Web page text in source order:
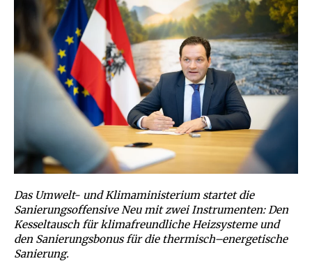
Das Umwelt- und Klimaministerium startet die
Sanierungsoffensive Neu mit zwei Instrumenten: Den
Kesseltausch für klimafreundliche Heizsysteme und
den Sanierungsbonus für die thermisch–energetische
Sanierung.